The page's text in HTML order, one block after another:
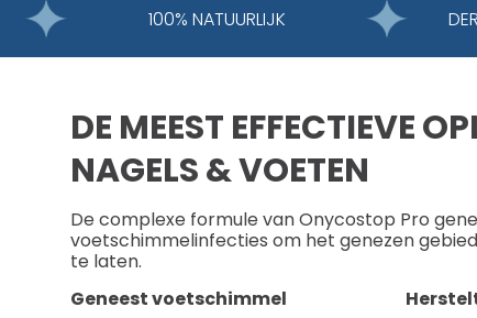
100% NATUURLIJK
DE MEEST EFFECTIEVE
NAGELS & VOETEN
De complexe formule van Onycostop Pro
voetschimmelinfecties om het genezen
te laten.
Geneest voetschimmel